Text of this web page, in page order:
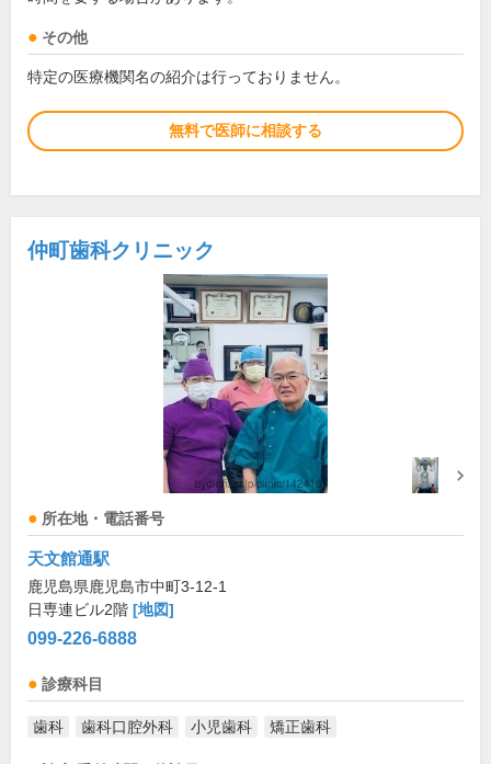
その他
特定の医療機関名の紹介は行っておりません。
無料で医師に相談する
仲町歯科クリニック
所在地・電話番号
天文館通駅
鹿児島県鹿児島市中町3-12-1
日専連ビル2階 [地図]
099-226-6888
診療科目
歯科 歯科口腔外科 小児歯科 矯正歯科